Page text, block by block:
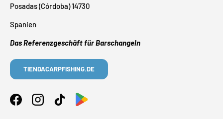
Posadas (Córdoba) 14730
Spanien
Das Referenzgeschäft für Barschangeln
TIENDACARPFISHING.DE
FacebookInstagramTikTok